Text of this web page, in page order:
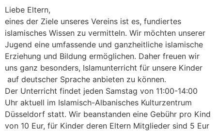
Liebe Eltern,
eines der Ziele unseres Vereins ist es, fundiertes
islamisches Wissen zu vermitteln. Wir möchten unserer
Jugend eine umfassende und ganzheitliche islamische
Erziehung und Bildung ermöglichen. Daher freuen wir
uns ganz besonders, Islamunterricht für unsere Kinder
auf deutscher Sprache anbieten zu können.
Der Unterricht findet jeden Samstag von 11:00-14:00
Uhr aktuell im Islamisch-Albanisches Kulturzentrum
Düsseldorf statt. Wir beanstanden eine Gebühr pro Kind
von 10 Eur, für Kinder deren Eltern Mitglieder sind 5 Eur